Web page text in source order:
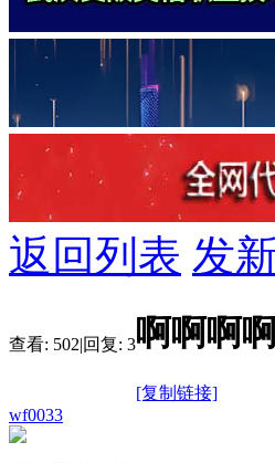
返回列表 发
查看: 502|回复: 3啊啊啊
[复制链接]
wf0033